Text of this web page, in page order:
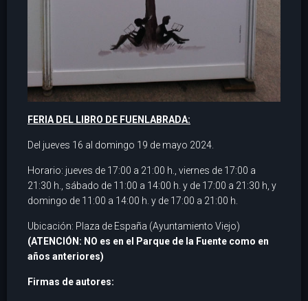
FERIA DEL LIBRO DE FUENLABRADA:
Del jueves 16 al domingo 19 de mayo 2024.
Horario: jueves de 17:00 a 21:00 h., viernes de 17:00 a
21:30 h., sábado de 11:00 a 14:00 h. y de 17:00 a 21:30 h, y
domingo de 11:00 a 14:00 h. y de 17:00 a 21:00 h.
Ubicación: Plaza de España (Ayuntamiento Viejo)
(ATENCIÓN: NO es en el Parque de la Fuente como en
años anteriores)
Firmas de autores: